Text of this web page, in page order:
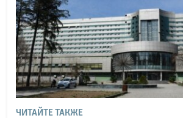
ЧИТАЙТЕ ТАКЖЕ